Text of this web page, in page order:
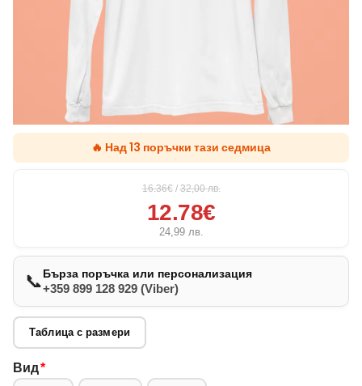
🔥 Над 13 поръчки тази седмица
16.36€ / 32,00лв.
12.78€
24,99 лв.
📞Бърза поръчка или персонализация
+359 899 128 929 (Viber)
Таблица с размери
Вид*